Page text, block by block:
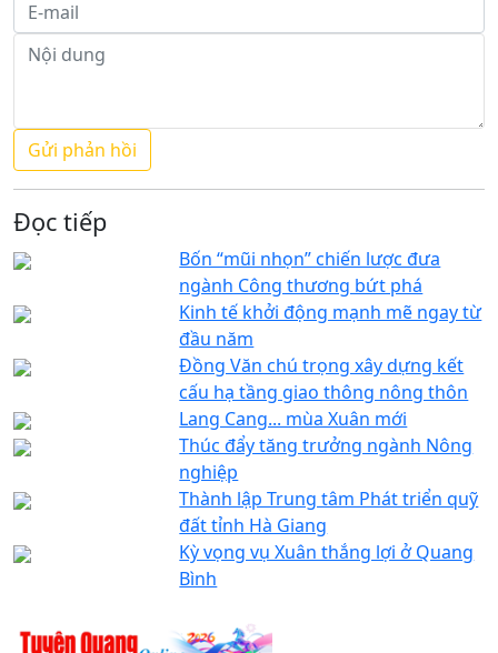
Đọc tiếp
Bốn “mũi nhọn” chiến lược đưa
ngành Công thương bứt phá
Kinh tế khởi động mạnh mẽ ngay từ
đầu năm
Đồng Văn chú trọng xây dựng kết
cấu hạ tầng giao thông nông thôn
Lang Cang... mùa Xuân mới
Thúc đẩy tăng trưởng ngành Nông
nghiệp
Thành lập Trung tâm Phát triển quỹ
đất tỉnh Hà Giang
Kỳ vọng vụ Xuân thắng lợi ở Quang
Bình